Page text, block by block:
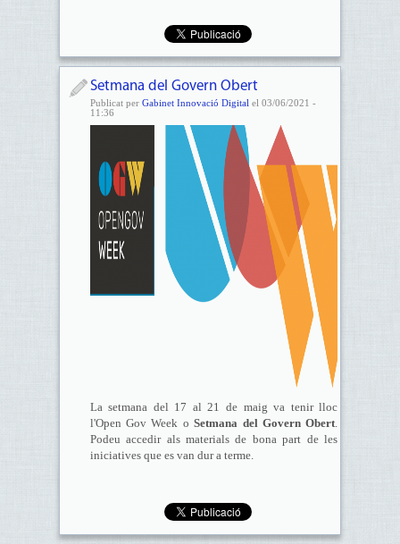
Setmana del Govern Obert
Publicat per Gabinet Innovació Digital el 03/06/2021 -
11:36
La setmana del 17 al 21 de maig va tenir lloc
l'Open Gov Week oSetmana del Govern Obert.
Podeu accedir als materials de bona part de les
iniciatives que es van dur a terme.